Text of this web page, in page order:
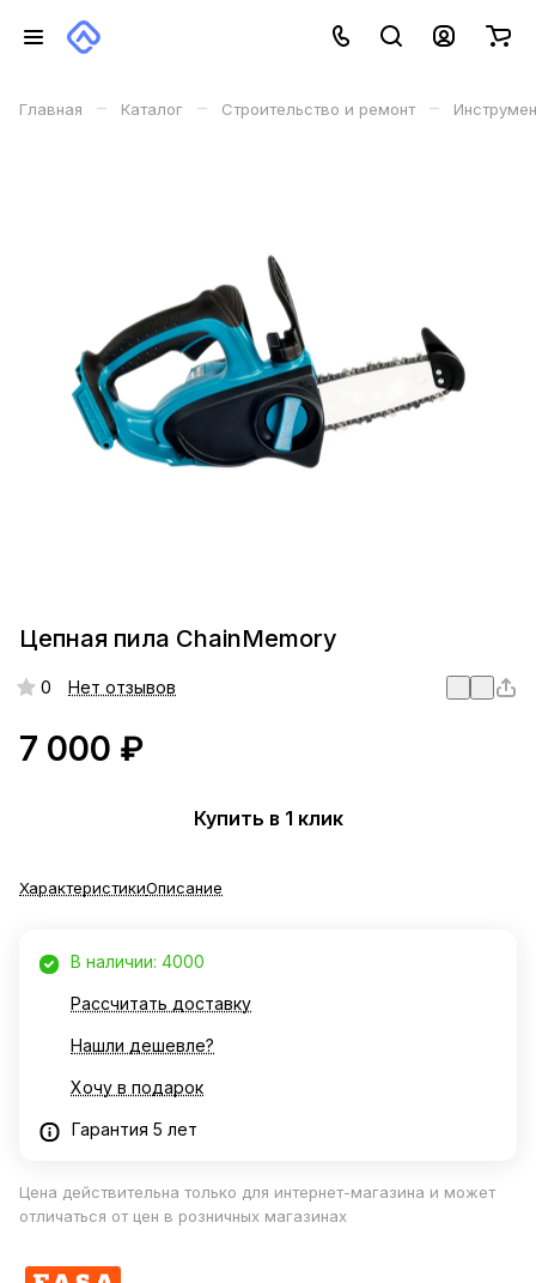
Главная – Каталог – Строительство и ремонт –
Цепная пила ChainMemory
0 Нет отзывов
7 000 ₽
Купить в 1 клик
ХарактеристикиОписание
В наличии: 4000
Рассчитать доставку
Нашли дешевле?
Хочу в подарок
Гарантия 5 лет
Цена действительна только для интернет-магазина и может
отличаться от цен в розничных магазинах